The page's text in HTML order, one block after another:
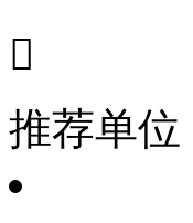

推荐单位